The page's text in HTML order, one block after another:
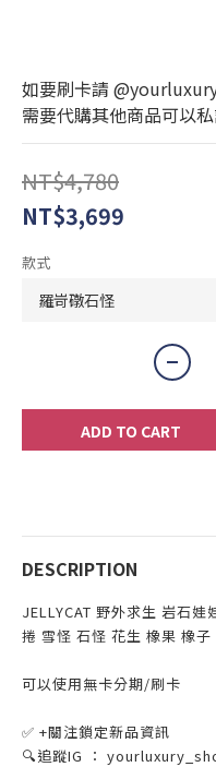
如要刷卡請
需要代購其他商品可以
NT$4,780
NT$3,699
款式
ADD TO CART
DESCRIPTION
JELLYCAT 野外求生 岩石
捲 雪怪 石怪 花生 橡果 橡
可以使用無卡分期/刷卡
✅ +關注鎖定新品資訊
🔍追蹤IG ：